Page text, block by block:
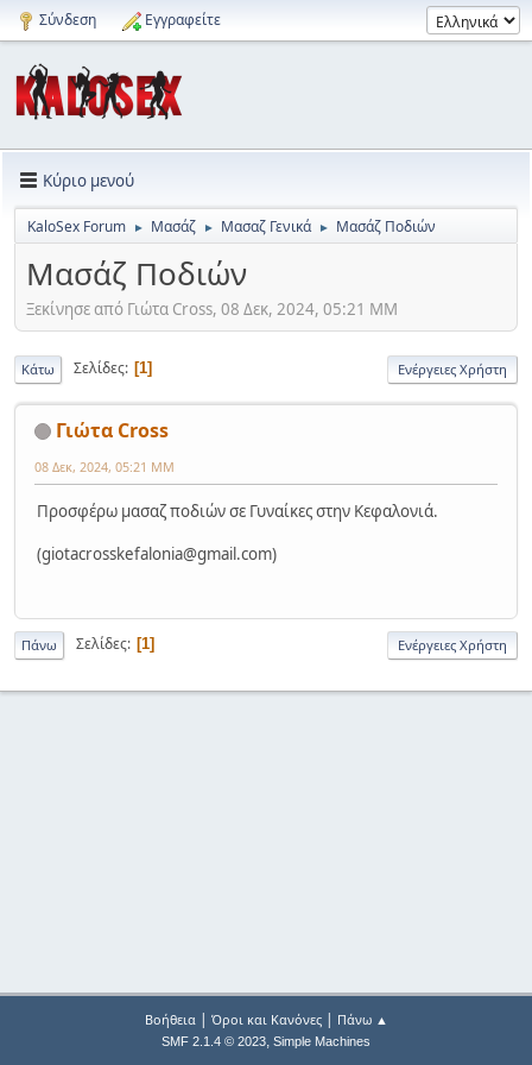
Σύνδεση Εγγραφείτε
Κύριο μενού
KaloSex Forum ► Μασάζ ► Μασαζ Γενικά ► Μασάζ Ποδιών
Μασάζ Ποδιών
Ξεκίνησε από Γιώτα Cross, 08 Δεκ, 2024, 05:21 ΜΜ
Κάτω Σελίδες 1 Ενέργειες Χρήστη
Γιώτα Cross
08 Δεκ, 2024, 05:21 ΜΜ
Προσφέρω μασαζ ποδιών σε Γυναίκες στην Κεφαλονιά.
(giotacrosskefalonia@gmail.com)
Πάνω Σελίδες 1 Ενέργειες Χρήστη
Βοήθεια| Όροι και Κανόνες| Πάνω ▲
SMF 2.1.4 © 2023, Simple Machines